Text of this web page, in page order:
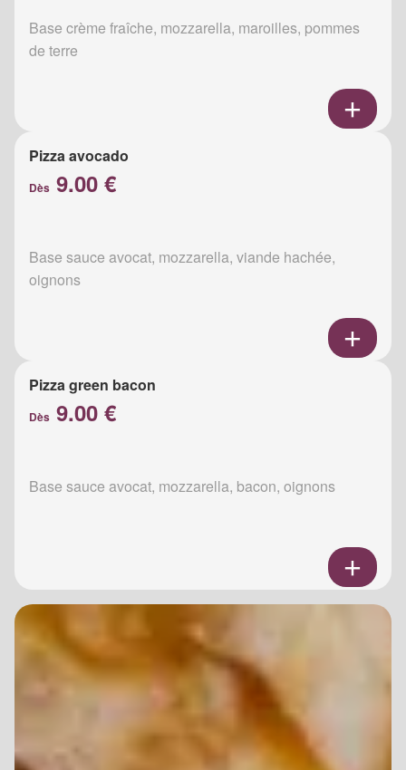
Base crème fraîche, mozzarella, maroilles, pommes
de terre
Pizza avocado
Dès 9.00 €
Base sauce avocat, mozzarella, viande hachée,
oignons
Pizza green bacon
Dès 9.00 €
Base sauce avocat, mozzarella, bacon, oignons